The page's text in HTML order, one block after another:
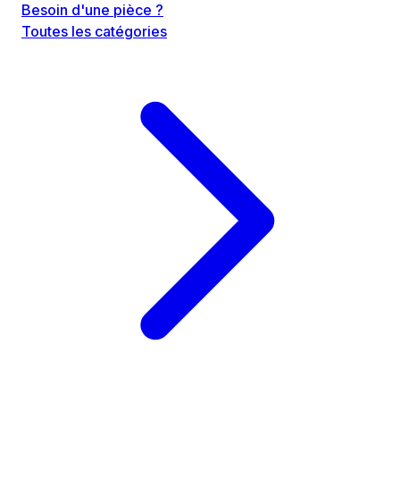
Besoin d'une pièce ?
Toutes les catégories